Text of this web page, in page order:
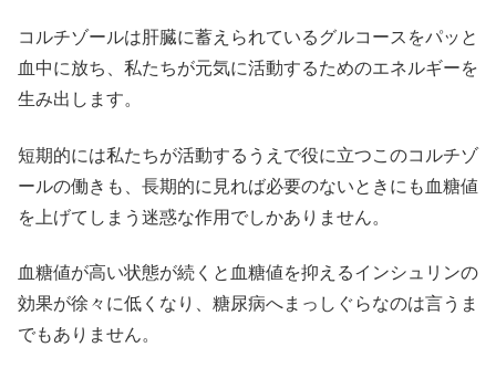
コルチゾールは肝臓に蓄えられているグルコースをパッと
血中に放ち、私たちが元気に活動するためのエネルギーを
生み出します。
短期的には私たちが活動するうえで役に立つこのコルチゾ
ールの働きも、長期的に見れば必要のないときにも血糖値
を上げてしまう迷惑な作用でしかありません。
血糖値が高い状態が続くと血糖値を抑えるインシュリンの
効果が徐々に低くなり、糖尿病へまっしぐらなのは言うま
でもありません。